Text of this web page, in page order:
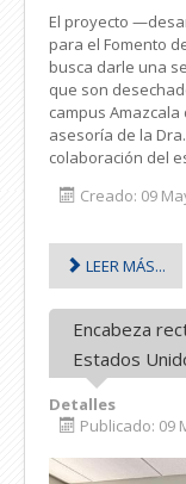
El proyecto
para el Fomento
busca darle una
que son
campus
asesoría de la
colaboración del
Creado: 09
LEER MÁS...
Encabeza
Estados
Detalles
Publicado: 09